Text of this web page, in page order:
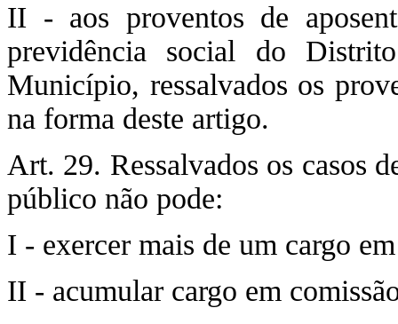
II - aos proventos de
previdência social do
Município, ressalvados os
na forma deste artigo.
Art. 29. Ressalvados os casos
público não pode:
I - exercer mais de um cargo
II - acumular cargo em